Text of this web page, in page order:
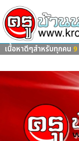
เนื้อหาดีๆสำหรับทุกคน